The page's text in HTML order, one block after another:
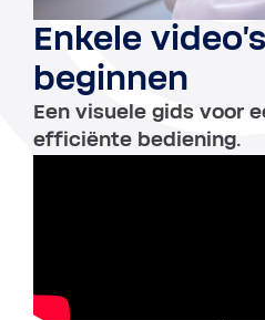
Enkele
beginnen
Een visuele gids voor
efficiënte bediening.